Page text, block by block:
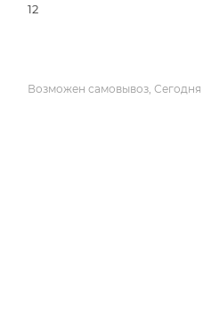
12
Возможен самовывоз, Сегодня